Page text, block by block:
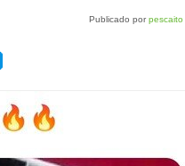
Publicado porpescaito